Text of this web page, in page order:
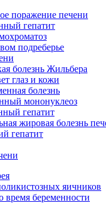
поражение печени
гепатит
подреберье
болезнь Жильбера
глаз и кожи
болезнь
мононуклеоз
гепатит
жировая болезнь
гепатит
яичников
время беременности